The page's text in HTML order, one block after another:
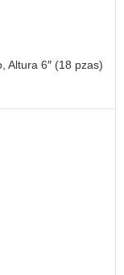
Altura 6″ (18 pzas)